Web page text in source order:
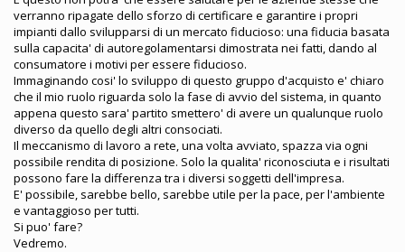
verranno ripagate dello sforzo di certificare e garantire i propri
impianti dallo svilupparsi di un mercato fiducioso: una fiducia basata
sulla capacita' di autoregolamentarsi dimostrata nei fatti, dando al
consumatore i motivi per essere fiducioso.
Immaginando cosi' lo sviluppo di questo gruppo d'acquisto e' chiaro
che il mio ruolo riguarda solo la fase di avvio del sistema, in quanto
appena questo sara' partito smettero' di avere un qualunque ruolo
diverso da quello degli altri consociati.
Il meccanismo di lavoro a rete, una volta avviato, spazza via ogni
possibile rendita di posizione. Solo la qualita' riconosciuta e i risultati
possono fare la differenza tra i diversi soggetti dell'impresa.
E' possibile, sarebbe bello, sarebbe utile per la pace, per l'ambiente
e vantaggioso per tutti.
Si puo' fare?
Vedremo.